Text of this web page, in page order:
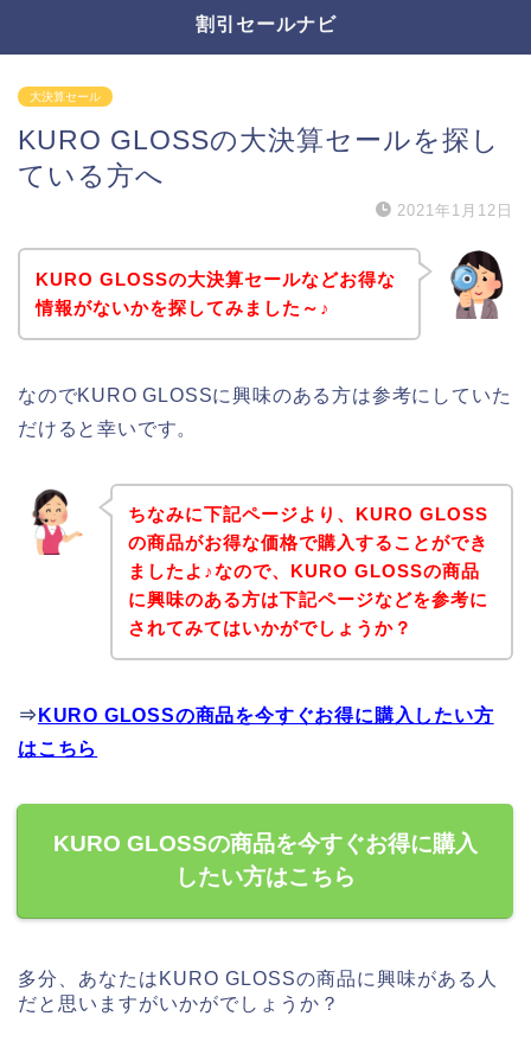
割引セールナビ
大決算セール
KURO GLOSSの大決算セールを探し
ている方へ
2021年1月12日
KURO GLOSSの大決算セールなどお得な
情報がないかを探してみました～♪
なのでKURO GLOSSに興味のある方は参考にしていた
だけると幸いです。
ちなみに下記ページより、KURO GLOSS
の商品がお得な価格で購入することができ
ましたよ♪なので、KURO GLOSSの商品
に興味のある方は下記ページなどを参考に
されてみてはいかがでしょうか？
⇒ KURO GLOSSの商品を今すぐお得に購入したい方
はこちら
KURO GLOSSの商品を今すぐお得に購入
したい方はこちら
多分、あなたはKURO GLOSSの商品に興味がある人
だと思いますがいかがでしょうか？